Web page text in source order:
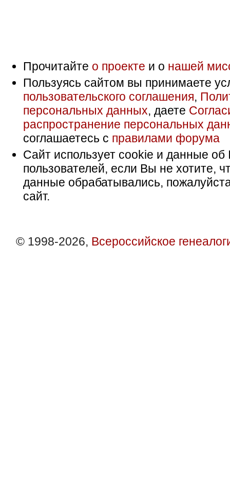
Прочитайте о проекте и о нашей
Пользуясь сайтом вы принимаете
пользовательского соглашения,
персональных данных, даете
распространение персональных
соглашаетесь с правилами форума
Сайт использует cookie и данные об
пользователей, если Вы не хотите,
данные обрабатывались,
сайт.
© 1998-2026, Всероссийское